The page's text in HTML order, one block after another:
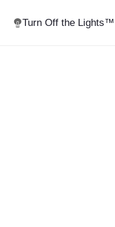
Turn Off the Lights™